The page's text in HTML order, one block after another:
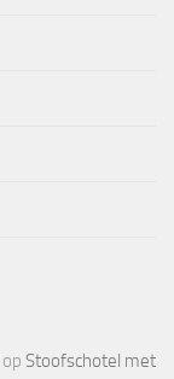
op Stoofschotel met